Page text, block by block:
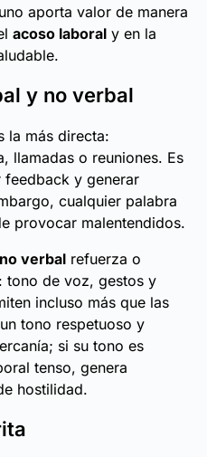
aporta valor de manera
acoso laboral y en la
y no verbal
la más directa:
llamadas o reuniones. Es
feedback y generar
cualquier palabra
provocar malentendidos.
verbal refuerza o
tono de voz, gestos y
incluso más que las
tono respetuoso y
si su tono es
tenso, genera
hostilidad.